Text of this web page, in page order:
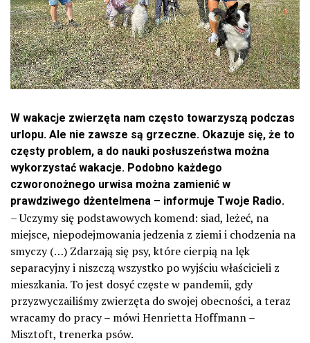
W wakacje zwierzęta nam często towarzyszą podczas
urlopu. Ale nie zawsze są grzeczne. Okazuje się, że to
częsty problem, a do nauki posłuszeństwa można
wykorzystać wakacje. Podobno każdego
czworonożnego urwisa można zamienić w
prawdziwego dżentelmena – informuje Twoje Radio.
– Uczymy się podstawowych komend: siad, leżeć, na
miejsce, niepodejmowania jedzenia z ziemi i chodzenia na
smyczy (…) Zdarzają się psy, które cierpią na lęk
separacyjny i niszczą wszystko po wyjściu właścicieli z
mieszkania. To jest dosyć częste w pandemii, gdy
przyzwyczailiśmy zwierzęta do swojej obecności, a teraz
wracamy do pracy – mówiHenrietta Hoffmann –
Misztoft, trenerka psów.